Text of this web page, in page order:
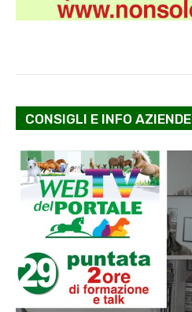
CONSIGLI E INFO AZIENDE